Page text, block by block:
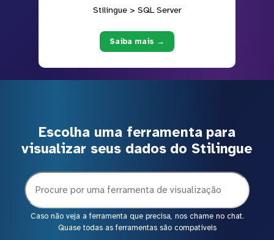
Stilingue > SQL Server
Saiba mais →
Escolha uma ferramenta para
visualizar seus dados do Stilingue
Caso não veja a ferramenta que precisa, nos chame no chat.
Quase todas as ferramentas são compatíveis